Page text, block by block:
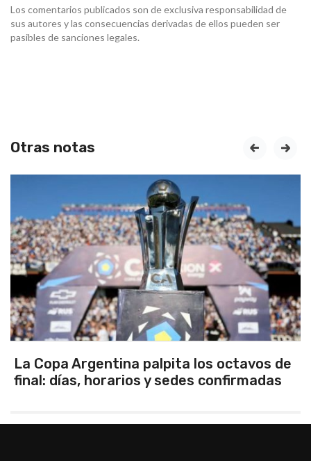
Los comentarios publicados son de exclusiva responsabilidad de
sus autores y las consecuencias derivadas de ellos pueden ser
pasibles de sanciones legales.
Otras notas
La Copa Argentina palpita los octavos de
final: días, horarios y sedes confirmadas
prev next